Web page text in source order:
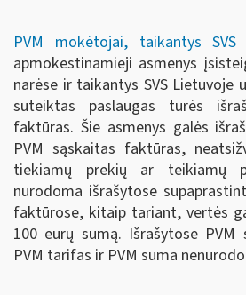
PVM mokėtojai, taikantys SVS
apmokestinamieji asmenys
narėse ir taikantys SVS Lietuvoje
suteiktas paslaugas turės
faktūras. Šie asmenys galės
PVM sąskaitas faktūras,
tiekiamų prekių ar teikiamų
nurodoma išrašytose
faktūrose, kitaip tariant, vertės
100 eurų sumą. Išrašytose
PVM tarifas ir PVM suma